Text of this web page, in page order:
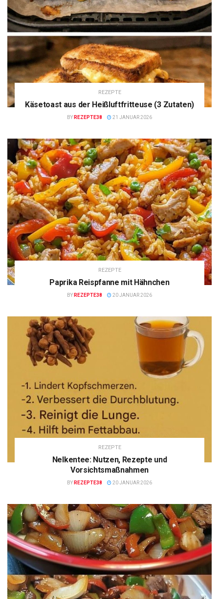
REZEPTE
Käsetoast aus der Heißluftfritteuse (3 Zutaten)
BY REZEPTE38 21 JANUAR 2026
REZEPTE
Paprika Reispfanne mit Hähnchen
BY REZEPTE38 20 JANUAR 2026
REZEPTE
Nelkentee: Nutzen, Rezepte und
Vorsichtsmaßnahmen
BY REZEPTE38 20 JANUAR 2026